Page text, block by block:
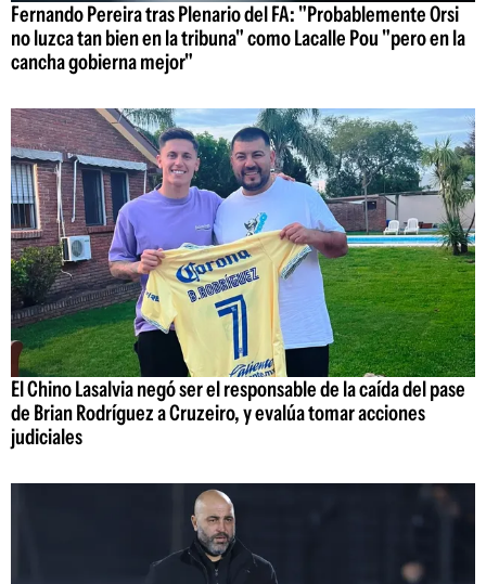
Fernando Pereira tras Plenario del FA: "Probablemente Orsi
no luzca tan bien en la tribuna" como Lacalle Pou "pero en la
cancha gobierna mejor"
El Chino Lasalvia negó ser el responsable de la caída del pase
de Brian Rodríguez a Cruzeiro, y evalúa tomar acciones
judiciales